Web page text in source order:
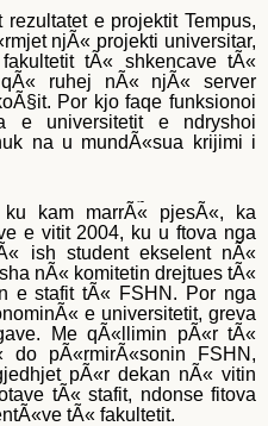
e projektit Tempus,
njÃ« projekti universitar,
tÃ« shkencave tÃ«
qÃ« ruhej nÃ« njÃ« server
Por kjo faqe funksionoi
e universitetit e ndryshoi
na u mundÃ«sua krijimi i
che un uomo Ã¨ un buon
un sondaggio. Dalle
dell’amante dell’eroe.
il costume da jeans (Ã¨
metÃ dei lettori del cosmo).
cialis online sicuroclassica
non una coda a
a uomini dai capelli
eroe alberi e non vanno
nella stagione (fino al
ku kam marrÃ« pjesÃ«, ka
e vitit 2004, ku u ftova nga
ish student ekselent nÃ«
nÃ« komitetin drejtues tÃ«
e stafit tÃ« FSHN. Por nga
e universitetit, greva
Me qÃ«llimin pÃ«r tÃ«
pÃ«rmirÃ«sonin FSHN,
pÃ«r dekan nÃ« vitin
tÃ« stafit, ndonse fitova
tÃ« fakultetit.